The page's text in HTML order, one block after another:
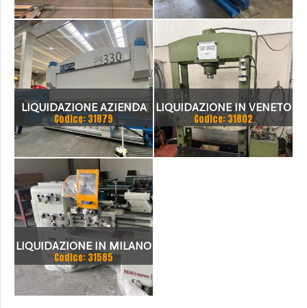
LIQUIDAZIONE AZIENDA
COSTRUTTRICE DI
SERBATOI IN INOX PER
CANTINE
Codice: 31879
LIQUIDAZIONE IN VENETO
Codice: 31802
LIQUIDAZIONE IN MILANO
Codice: 31585